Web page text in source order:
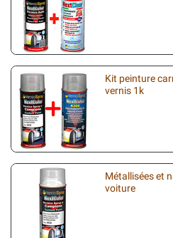
Kit peinture
vernis 1k
Métallisées et
voiture